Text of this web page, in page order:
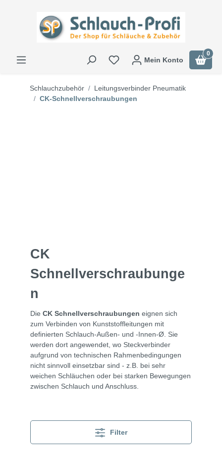
Mein Konto
0
Schlauchzubehör
Leitungsverbinder Pneumatik
CK-Schnellverschraubungen
CK
Schnellverschraubunge
n
Die CK Schnellverschraubungen eignen sich
zum Verbinden von Kunststoffleitungen mit
definierten Schlauch-Außen- und -Innen-Ø. Sie
werden dort angewendet, wo Steckverbinder
aufgrund von technischen Rahmenbedingungen
nicht sinnvoll einsetzbar sind - z.B. bei sehr
weichen Schläuchen oder bei starken Bewegungen
zwischen Schlauch und Anschluss.
Filter